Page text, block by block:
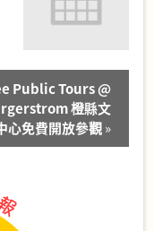
Public Tours @
橙縣文
心免費開放參觀»